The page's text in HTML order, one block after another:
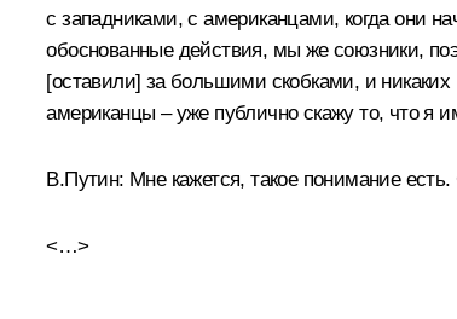
с западниками, с американцами, когда они
обоснованные действия, мы же союзники,
[оставили] за большими скобками, и
американцы – уже публично скажу то, что я
В.Путин: Мне кажется, такое понимание
<…>